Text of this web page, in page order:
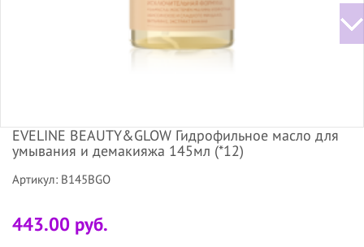
EVELINE BEAUTY&GLOW Гидрофильное масло для
умывания и демакияжа 145мл (*12)
Артикул: B145BGO
443.00 руб.